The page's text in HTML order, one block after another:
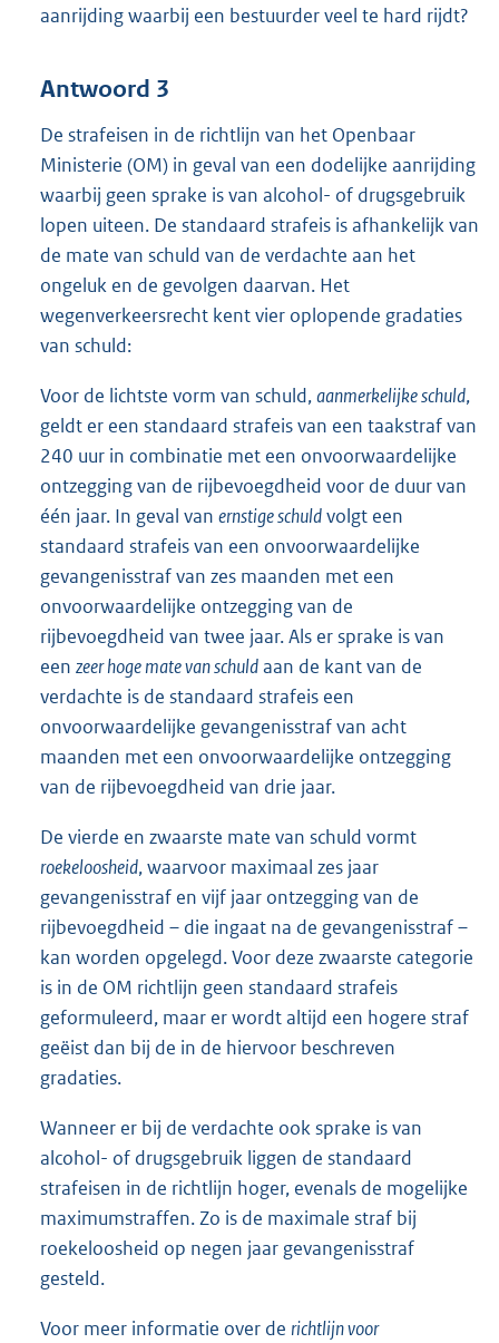
aanrijding waarbij een bestuurder veel te hard rijdt?
Antwoord 3
De strafeisen in de richtlijn van het Openbaar
Ministerie (OM) in geval van een dodelijke aanrijding
waarbij geen sprake is van alcohol- of drugsgebruik
lopen uiteen. De standaard strafeis is afhankelijk van
de mate van schuld van de verdachte aan het
ongeluk en de gevolgen daarvan. Het
wegenverkeersrecht kent vier oplopende gradaties
van schuld:
Voor de lichtste vorm van schuld,aanmerkelijke schuld,
geldt er een standaard strafeis van een taakstraf van
240 uur in combinatie met een onvoorwaardelijke
ontzegging van de rijbevoegdheid voor de duur van
één jaar. In geval van ernstige schuldvolgt een
standaard strafeis van een onvoorwaardelijke
gevangenisstraf van zes maanden met een
onvoorwaardelijke ontzegging van de
rijbevoegdheid van twee jaar. Als er sprake is van
een zeer hoge mate van schuldaan de kant van de
verdachte is de standaard strafeis een
onvoorwaardelijke gevangenisstraf van acht
maanden met een onvoorwaardelijke ontzegging
van de rijbevoegdheid van drie jaar.
De vierde en zwaarste mate van schuld vormt
roekeloosheid, waarvoor maximaal zes jaar
gevangenisstraf en vijf jaar ontzegging van de
rijbevoegdheid – die ingaat na de gevangenisstraf –
kan worden opgelegd. Voor deze zwaarste categorie
is in de OM richtlijn geen standaard strafeis
geformuleerd, maar er wordt altijd een hogere straf
geëist dan bij de in de hiervoor beschreven
gradaties.
Wanneer er bij de verdachte ook sprake is van
alcohol- of drugsgebruik liggen de standaard
strafeisen in de richtlijn hoger, evenals de mogelijke
maximumstraffen. Zo is de maximale straf bij
roekeloosheid op negen jaar gevangenisstraf
gesteld.
Voor meer informatie over de richtlijn voor